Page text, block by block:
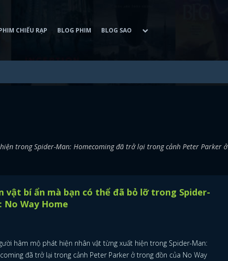
CHIẾU RẠP BLOG PHIM BLOG SAO
trong Spider-Man: Homecoming đã trở lại trong cảnh Peter Parker ở
vật bí ẩn mà bạn có thể đã bỏ lỡ trong Spider-
No Way Home
hâm mộ phát hiện nhân vật từng xuất hiện trong Spider-Man:
đã trở lại trong cảnh Peter Parker ở trong đồn của No Way